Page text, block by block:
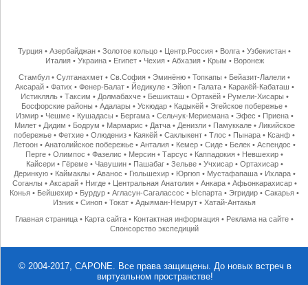
Турция •Азербайджан •Золотое кольцо • Центр.Россия • Волга •Узбекистан •
Италия• Украина• Египет• Чехия• Абхазия• Крым • Воронеж
Стамбул •Султанахмет •Св.София •Эминёню •Топкапы • Бейазит-Лалели •
Аксарай• Фатих • Фенер-Балат• Йедикуле• Эйюп• Галата• Каракёй-Кабаташ •
Истикляль• Таксим • Долмабахче• Бешикташ • Ортакёй• Румели-Хисары •
Босфорские районы •Адалары •Ускюдар • Кадыкёй •Эгейское побережье •
Измир• Чешме• Кушадасы • Бергама• Сельчук-Мериемана• Эфес • Приена•
Милет• Дидим • Бодрум • Мармарис • Датча• Денизли• Памуккале• Ликийское
побережье •Фетхие •Олюдениз • Каякёй •Саклыкент •Тлос • Пынара • Ксанф •
Летоон •Анатолийское побережье •Анталия • Кемер •Сиде • Белек •Аспендос •
Перге •Олимпос •Фазелис • Мерсин •Тарсус • Каппадокия • Невшехир •
Кайсери• Гёреме• Чавушин• Пашабаг• Зельве• Учхисар• Ортахисар•
Деринкую• Каймаклы • Аванос • Гюльшехир• Юргюп• Мустафапаша• Ихлара•
Соганлы • Аксарай• Нигде• Центральная Анатолия• Анкара• Афьонкарахисар•
Конья • Бейшехир • Бурдур •Агласун-Сагалассос • Ыспарта •Эгридир •Сакарья •
Изник •Синоп •Токат •Адыяман-Немрут •Хатай-Антакья
Главная страница • Карта сайта • Контактная информация • Реклама на сайте •
Спонсорство экспедиций
© 2004-2017, CAPONE. Все права защищены. До новых встреч в
виртуальном пространстве!